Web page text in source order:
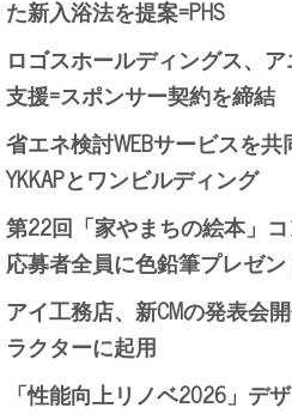
た新入浴法を提案=PHS
ロゴスホールディングス、
支援=スポンサー契約を締結
省エネ検討WEBサービスを共
YKKAPとワンビルディング
第22回「家やまちの絵本」
応募者全員に色鉛筆プレゼン
アイ工務店、新CMの発表会
ラクターに起用
「性能向上リノベ2026」デ